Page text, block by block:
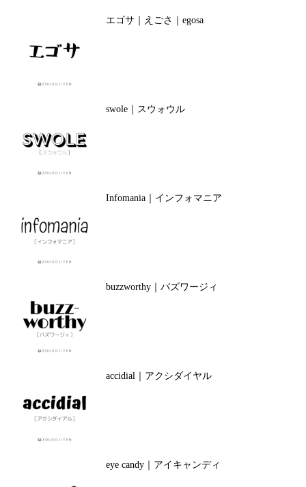
エゴサ｜えごさ｜egosa
swole｜スウォウル
Infomania｜インフォマニア
buzzworthy｜バズワージィ
accidial｜アクシダイヤル
eye candy｜アイキャンディ